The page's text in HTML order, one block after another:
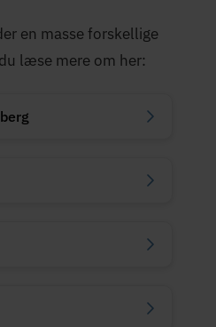
en masse forskellige
læse mere om her: